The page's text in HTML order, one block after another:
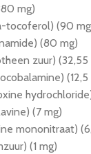
mg)
tocoferol) (90
(80 mg)
zuur) (32,55
(12,5
(7 mg)
mononitraat)
(1 mg)